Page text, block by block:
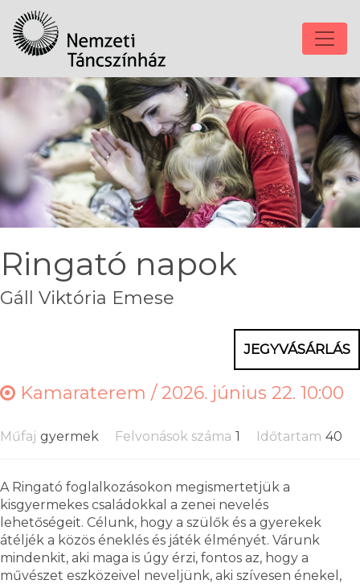
Ringató napok
Gáll Viktória Emese
JEGYVÁSÁRLÁS
Kamaraterem /2026. június 22. 10:00
Műfaj gyermek Felvonások száma 1 Időtartam 40
A Ringató foglalkozásokon megismertetjük a
kisgyermekes családokkal a zenei nevelés
lehetőségeit. Célunk, hogy a szülők és a gyerekek
átéljék a közös éneklés és játék élményét. Várunk
mindenkit, aki maga is úgy érzi, fontos az, hogy a
művészet eszközeivel neveljünk, aki szívesen énekel,